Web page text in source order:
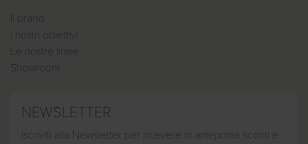
Il brand
I nostri obiettivi
Le nostre linee
Showroom
NEWSLETTER
Iscriviti alla Newsletter per ricevere in anteprima sconti e